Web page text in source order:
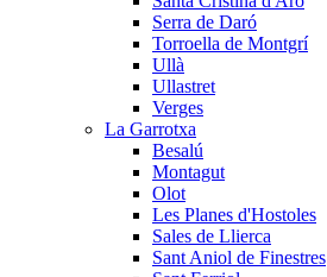
Serra de Daró
Torroella de Montgrí
Ullà
Ullastret
Verges
La Garrotxa
Besalú
Montagut
Olot
Les Planes d'Hostoles
Sales de Llierca
Sant Aniol de Finestres